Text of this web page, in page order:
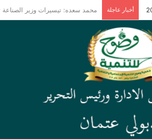
أخبار عاجلة صراع النفوذ في القرن الأفريقي..